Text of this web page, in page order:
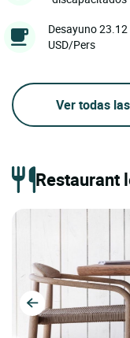
Desayuno 23.12
USD/Pers
Ver todas
Restaurant